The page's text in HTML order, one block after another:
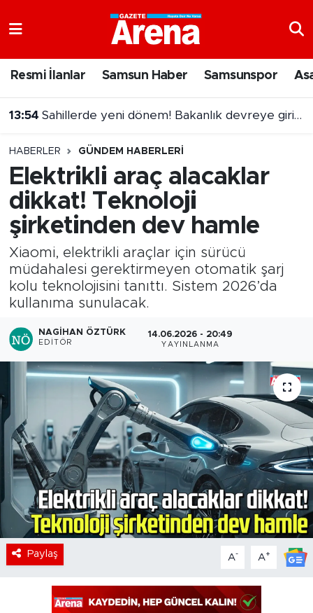
Resmi İlanlar Samsun Haber Samsunspor
13:54 Sahillerde yeni dönem! Bakanlık devreye giriyor
13:31 Samsun'daki cinayet şüphelisi adliyeye sevk edildi
HABERLER GÜNDEM HABERLERI
Elektrikli araç alacaklar
dikkat! Teknoloji
şirketinden dev hamle
Xiaomi, elektrikli araçlar için sürücü
müdahalesi gerektirmeyen otomatik şarj
kolu teknolojisini tanıttı. Sistem 2026’da
kullanıma sunulacak.
NAGIHAN ÖZTÜRK
EDITÖR
14.06.2026 - 20:49
YAYINLANMA
Paylaş A- A+
Samsun Namaz Vakitleri
Süper Lig Puan Durumu ve Fikstür
Tüm Manşetler
Son Dakika Haberleri
Haber Arşivi